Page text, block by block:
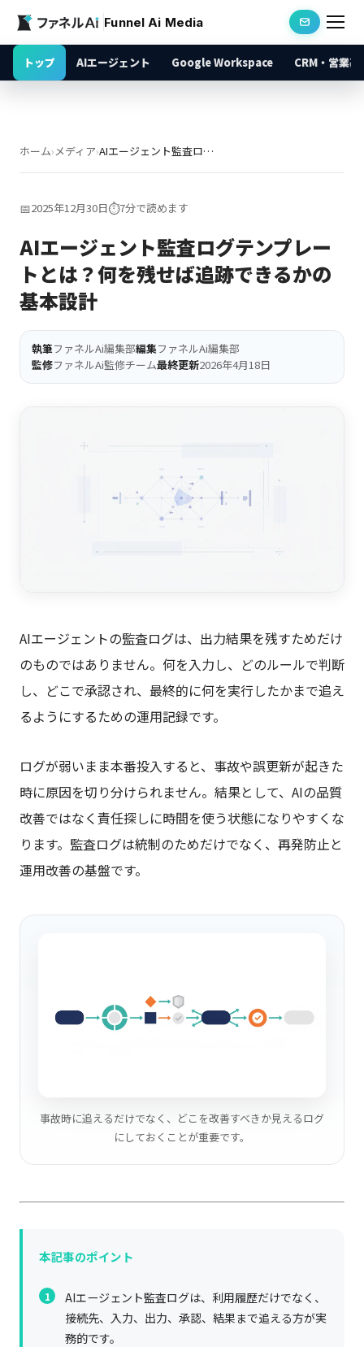
Funnel Ai Media
トップ AIエージェント Google Workspace CRM・営業基
ホーム›メディア› AIエージェント監査ログテンプレートとは？何を残せば追跡できるかの基本設計
📅2025年12月30日⏱️7分で読めます
AIエージェント監査ログテンプレー
トとは？何を残せば追跡できるかの
基本設計
執筆ファネルAi編集部編集ファネルAi編集部
監修ファネルAi監修チーム最終更新2026年4月18日
AIエージェントの監査ログは、出力結果を残すためだけ
のものではありません。何を入力し、どのルールで判断
し、どこで承認され、最終的に何を実行したかまで追え
るようにするための運用記録です。
ログが弱いまま本番投入すると、事故や誤更新が起きた
時に原因を切り分けられません。結果として、AIの品質
改善ではなく責任探しに時間を使う状態になりやすくな
ります。監査ログは統制のためだけでなく、再発防止と
運用改善の基盤です。
事故時に追えるだけでなく、どこを改善すべきか見えるログ
にしておくことが重要です。
本記事のポイント
AIエージェント監査ログは、利用履歴だけでなく、
接続先、入力、出力、承認、結果まで追える方が実
務的です。